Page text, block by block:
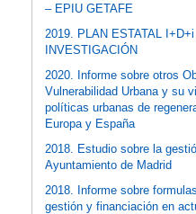
– EPIU GETAFE
2019. PLAN ESTATAL
INVESTIGACIÓN
2020. Informe sobre otros
Vulnerabilidad Urbana y su
políticas urbanas de
Europa y España
2018. Estudio sobre la
Ayuntamiento de Madrid
2018. Informe sobre
gestión y financiación en